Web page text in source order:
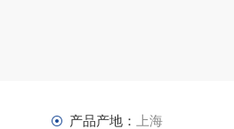
产品产地： 上海